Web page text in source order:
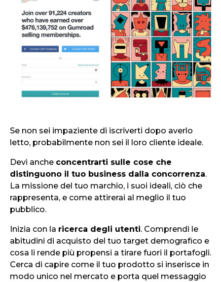
Se non sei impaziente di iscriverti dopo averlo
letto, probabilmente non sei il loro cliente ideale.
Devi anche concentrarti sulle cose che
distinguono il tuo business dalla concorrenza.
La missione del tuo marchio, i suoi ideali, ciò che
rappresenta, e come attirerai al meglio il tuo
pubblico.
Inizia con la ricerca degli utenti. Comprendi le
abitudini di acquisto del tuo target demografico e
cosa li rende più propensi a tirare fuori il portafogli.
Cerca di capire come il tuo prodotto si inserisce in
modo unico nel mercato e porta quel messaggio